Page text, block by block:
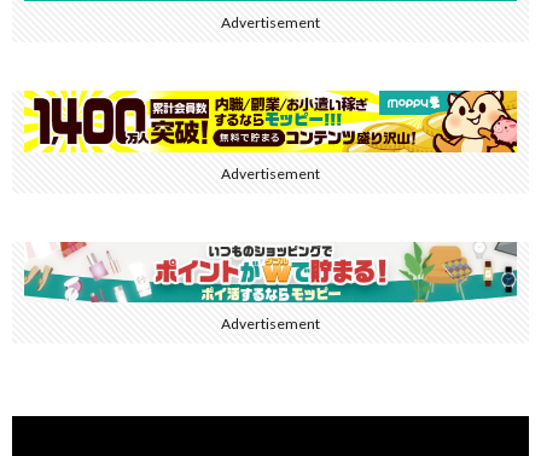
Advertisement
Advertisement
Advertisement